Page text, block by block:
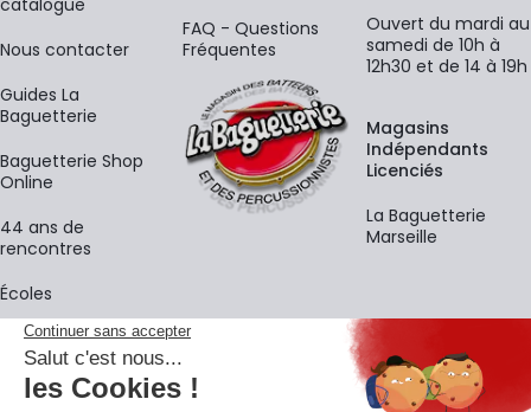
catalogue
Nous contacter
Guides La
Baguetterie
Baguetterie Shop
Online
44 ans de
rencontres
Écoles
FAQ - Questions
Fréquentes
Ouvert du mardi au
samedi de 10h à
12h30 et de 14 à 19h
Magasins
Indépendants
Licenciés
La Baguetterie
Marseille
La newsletter
Adresse e-mail